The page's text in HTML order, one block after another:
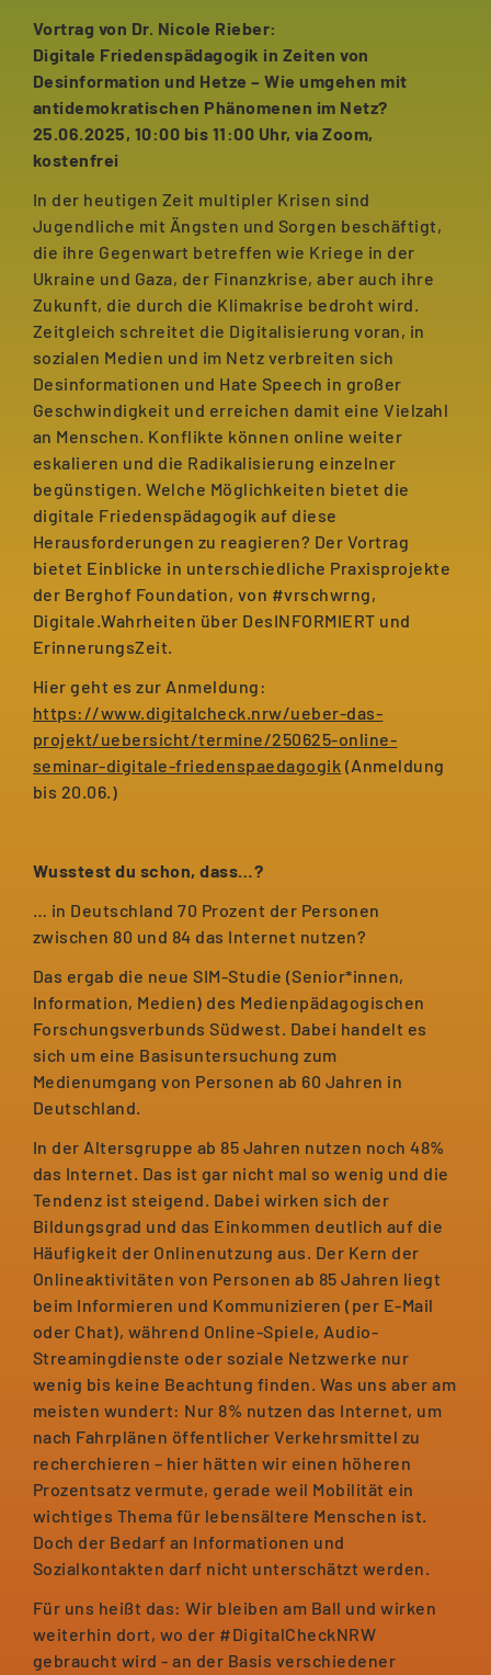
Vortrag von Dr. Nicole Rieber:
Digitale Friedenspädagogik in Zeiten von
Desinformation und Hetze – Wie umgehen mit
antidemokratischen Phänomenen im Netz?
25.06.2025, 10:00 bis 11:00 Uhr, via Zoom,
kostenfrei
In der heutigen Zeit multipler Krisen sind
Jugendliche mit Ängsten und Sorgen beschäftigt,
die ihre Gegenwart betreffen wie Kriege in der
Ukraine und Gaza, der Finanzkrise, aber auch ihre
Zukunft, die durch die Klimakrise bedroht wird.
Zeitgleich schreitet die Digitalisierung voran, in
sozialen Medien und im Netz verbreiten sich
Desinformationen und Hate Speech in großer
Geschwindigkeit und erreichen damit eine Vielzahl
an Menschen. Konflikte können online weiter
eskalieren und die Radikalisierung einzelner
begünstigen. Welche Möglichkeiten bietet die
digitale Friedenspädagogik auf diese
Herausforderungen zu reagieren? Der Vortrag
bietet Einblicke in unterschiedliche Praxisprojekte
der Berghof Foundation, von #vrschwrng,
Digitale.Wahrheiten über DesINFORMIERT und
ErinnerungsZeit.
Hier geht es zur Anmeldung:
https://www.digitalcheck.nrw/ueber-das-
projekt/uebersicht/termine/250625-online-
seminar-digitale-friedenspaedagogik (Anmeldung
bis 20.06.)
Wusstest du schon, dass…?
… in Deutschland 70 Prozent der Personen
zwischen 80 und 84 das Internet nutzen?
Das ergab die neue SIM-Studie (Senior*innen,
Information, Medien) des Medienpädagogischen
Forschungsverbunds Südwest. Dabei handelt es
sich um eine Basisuntersuchung zum
Medienumgang von Personen ab 60 Jahren in
Deutschland.
In der Altersgruppe ab 85 Jahren nutzen noch 48%
das Internet. Das ist gar nicht mal so wenig und die
Tendenz ist steigend. Dabei wirken sich der
Bildungsgrad und das Einkommen deutlich auf die
Häufigkeit der Onlinenutzung aus. Der Kern der
Onlineaktivitäten von Personen ab 85 Jahren liegt
beim Informieren und Kommunizieren (per E-Mail
oder Chat), während Online-Spiele, Audio-
Streamingdienste oder soziale Netzwerke nur
wenig bis keine Beachtung finden. Was uns aber am
meisten wundert: Nur 8% nutzen das Internet, um
nach Fahrplänen öffentlicher Verkehrsmittel zu
recherchieren – hier hätten wir einen höheren
Prozentsatz vermute, gerade weil Mobilität ein
wichtiges Thema für lebensältere Menschen ist.
Doch der Bedarf an Informationen und
Sozialkontakten darf nicht unterschätzt werden.
Für uns heißt das: Wir bleiben am Ball und wirken
weiterhin dort, wo der #DigitalCheckNRW
gebraucht wird - an der Basis verschiedener